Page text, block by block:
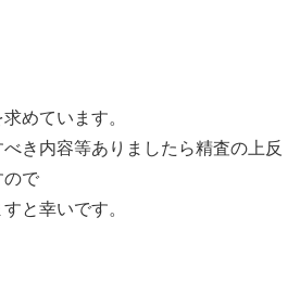
めています。
き内容等ありましたら精査の上反
ので
と幸いです。